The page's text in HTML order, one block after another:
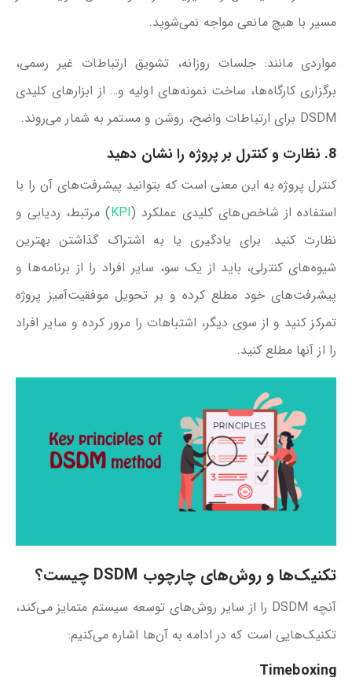
مسیر با هیچ مانعی مواجه نمی‌شوید.
مواردی مانند: جلسات روزانه، تشویق ارتباطات غیر رسمی،
برگزاری کارگاه‌ها، ساخت نمونه‌های اولیه و… از ابزارهای کلیدی
DSDM برای ارتباطات واضح، روشن و مستمر به شمار می‌روند.
8. نظارت و کنترل بر پروژه را نشان دهید
کنترل پروژه به این معنی است که بتوانید پیشرفت‌های آن را با
استفاده از شاخص‌های کلیدی عملکرد (KPI) مرتبط، ردیابی و
نظارت کنید. برای یادگیری یا به اشتراک گذاشتن بهترین
شیوه‌های کنترلی، باید از یک سو، سایر افراد را از برنامه‌ها و
پیشرفت‌های خود مطلع کرده و بر تحویل موفقیت‌آمیز پروژه
تمرکز کنید و از سوی دیگر، اشتباهات را مرور کرده و سایر افراد
را از آنها مطلع کنید.
تکنیک‌ها و روش‌های چارچوب DSDM چیست؟
آنچه DSDM را از سایر روش‌های توسعه سیستم متمایز می‌کند،
تکنیک‌هایی است که در ادامه به آن‌ها اشاره می‌کنیم:
Timeboxing